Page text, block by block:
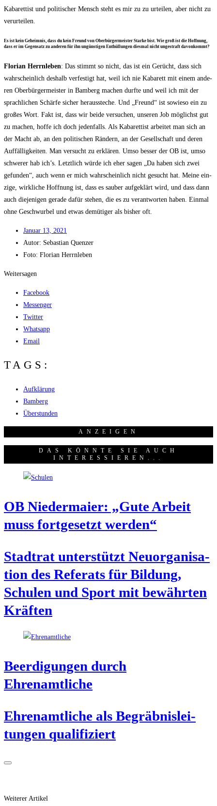
Kaba­ret­tist und poli­ti­scher Mensch steht es mir zu zu urtei­len, aber nicht zu
verurteilen.
Es ist kein Geheim­nis, dass du kein Freund von Ober­bür­ger­meis­ter Star­ke bist. Wie groß ist die Hoff­nung,
dass er im Gegen­satz zu ande­ren für ihn ungüns­ti­gen Ent­hül­lun­gen dies­mal nicht unge­straft davonkommt?
Flo­ri­an Herrn­le­ben: Das stimmt so nicht, das ist ein Gerücht, dass sich
wahr­schein­lich des­halb ver­fes­tigt hat, weil ich nie Kaba­rett mit einem ande­
ren Ober­bür­ger­meis­ter in Bam­berg machen durf­te und weil ich mit der
sprach­li­chen Schär­fe sicher her­aus­ste­che. Und „Freund“ ist sowie­so ein zu
gro­ßes Wort. Fakt ist, dass wir bei­de ver­su­chen, unse­ren Job mög­lichst gut
zu machen, hof­fe ich doch jeden­falls. Als Kaba­ret­tist arbei­tet man sich an
der Macht ab, an den poli­ti­schen Rän­dern, an der Gesell­schaft und deren
Auf­fäl­lig­kei­ten. Man ver­sucht zu erklä­ren. Umso bes­ser der OB ist, umso
schwe­rer hab ich’s. Letzt­lich wür­de ich eher sagen „Da haben sich zwei
gefun­den“, auch wenn er mich wahr­schein­lich nicht gesucht hat. Mei­ne ein­
zi­ge, wirk­li­che Hoff­nung ist, dass es sau­ber auf­ge­klärt wird, und dass dann
auch die­je­ni­gen gera­de dafür ste­hen, die es zu ver­ant­wor­ten haben. Ein­mal
ohne Geschwur­bel und etwas demü­ti­ger als bis­her oft.
Janu­ar 13, 2021
Autor: Sebas­ti­an Quenzer
Foto: Flo­ri­an Herrnleben
Weitersagen
Facebook
Messenger
Twitter
Whatsapp
Email
TAGS:
Aufklärung
Bamberg
Überstunden
ANZEI­GEN
DAS KÖNNTE SIE AUCH
INTERESSIEREN...
OB Nie­der­mai­er: „Gute Arbeit
muss fort­ge­setzt werden“
Stadt­rat unter­stützt Neu­or­ga­ni­sa­
ti­on des Refe­rats für Bil­dung,
Schu­len und Sport mit bewähr­ten
Kräften
Beer­di­gun­gen durch
Ehrenamtliche
Ehren­amt­li­che als Begräb­nis­lei­
tun­gen qualifiziert
Weiterer Artikel